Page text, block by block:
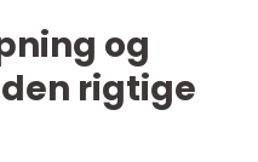
og
rigtige